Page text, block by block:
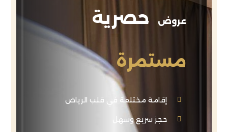
عروض
حصرية
مستمرة
إقامة مختلفة في قلب الرياض
حجز سريع وسهل